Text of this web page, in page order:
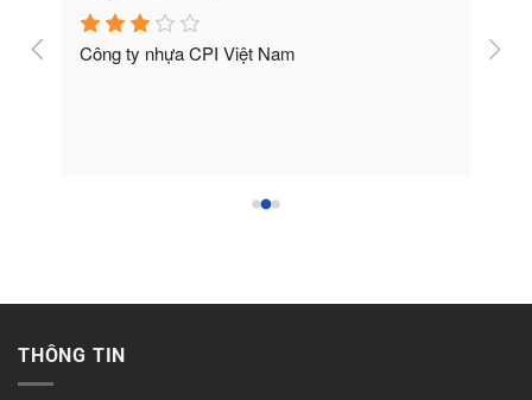
Công ty nhựa CPI Việt Nam Tốt
THÔNG TIN